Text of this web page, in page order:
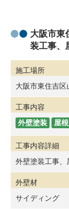
大阪市
装工事
施工場所
大阪市東住吉区
工事内容
外壁塗装
屋
工事内容詳細
外壁塗装工事、
外壁材
サイディング